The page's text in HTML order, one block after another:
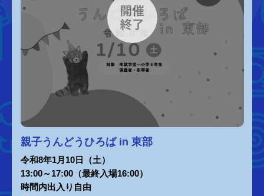
親子うんどうひろば in 東部
令和8年1月10日（土）
13:00～17:00（最終入場16:00）
時間内出入り自由